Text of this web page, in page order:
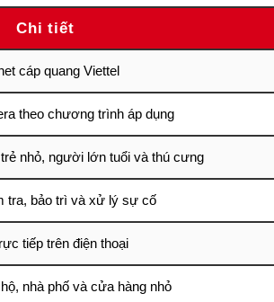
Chi tiết
cáp quang Viettel
theo chương trình áp dụng
nhỏ, người lớn tuổi và thú cưng
tra, bảo trì và xử lý sự cố
tiếp trên điện thoại
nhà phố và cửa hàng nhỏ